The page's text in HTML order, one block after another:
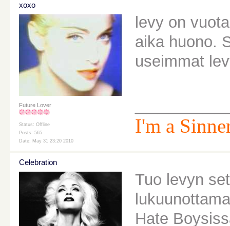
xoxo
Future Lover
Status: Offline
Posts: 565
Date: May 31 23:20 2010
levy on
aika huono.
useimmat
I'm a
Celebration
Tuo levyn
Hate